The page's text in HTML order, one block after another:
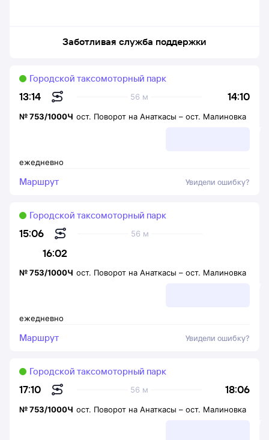
Заботливая служба поддержки
13:14 14:10
56 м
Городской таксомоторный парк
ежедневно
№753/1000Ч ост. Поворот на Анаткасы – ост. Малиновка
Маршрут Увидели ошибку?
15:06
16:02
56 м
Городской таксомоторный парк
ежедневно
№753/1000Ч ост. Поворот на Анаткасы – ост. Малиновка
Маршрут Увидели ошибку?
17:10 18:06
56 м
Городской таксомоторный парк
№753/1000Ч ост. Поворот на Анаткасы – ост. Малиновка